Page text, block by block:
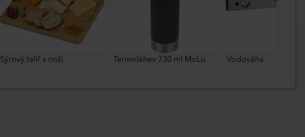
Sýrový talíř s noži Termoláhev 730 ml MoLu Vodováha